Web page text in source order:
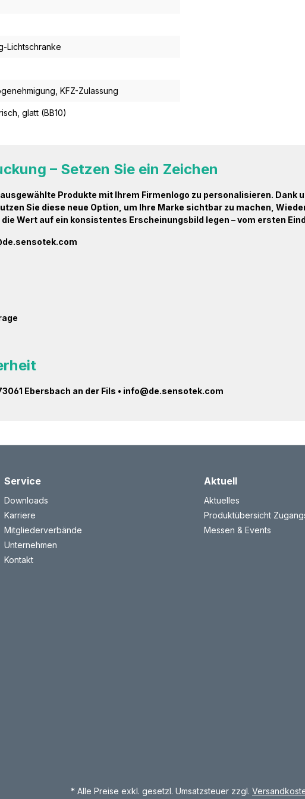
Lichtschranke
, KFZ-Zulassung
glatt (BB10)
– Setzen Sie ein Zeichen
Produkte mit Ihrem Firmenlogo zu personalisieren.
Sie diese neue Option, um Ihre Marke sichtbar zu machen,
Wert auf ein konsistentes Erscheinungsbild legen – vom ersten
Ebersbach an der Fils • info@de.sensotek.com
Service
Downloads
Karriere
Mitgliederverbände
Unternehmen
Kontakt
Aktuell
Aktuelles
Produktübersicht
Messen & Events
* Alle Preise exkl. gesetzl. Umsatzsteuer zzgl.